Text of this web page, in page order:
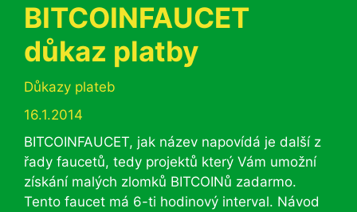
BITCOINFAUCET
důkaz platby
Rubriky
Důkazy plateb
16.1.2014
BITCOINFAUCET, jak název napovídá je další z
řady faucetů, tedy projektů který Vám umožní
získání malých zlomků BITCOINů zadarmo.
Tento faucet má 6-ti hodinový interval. Návod